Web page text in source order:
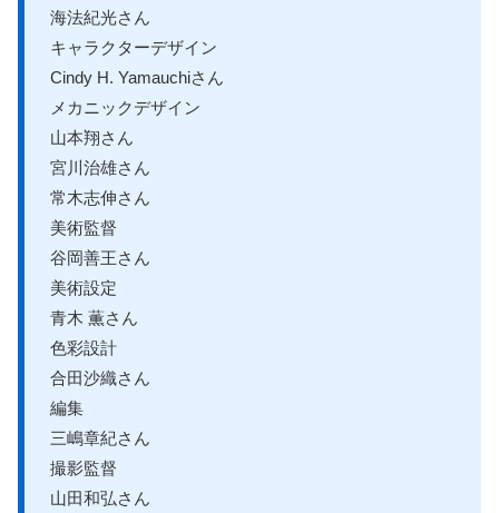
海法紀光さん
キャラクターデザイン
Cindy H. Yamauchiさん
メカニックデザイン
山本翔さん
宮川治雄さん
常木志伸さん
美術監督
谷岡善王さん
美術設定
青木 薫さん
色彩設計
合田沙織さん
編集
三嶋章紀さん
撮影監督
山田和弘さん